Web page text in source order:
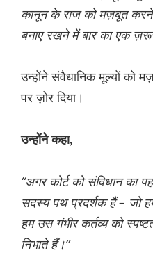
कानून के राज को मज़बूत करने
बनाए रखने में बार का एक
उन्होंने संवैधानिक मूल्यों को
पर ज़ोर दिया।
उन्होंने कहा,
“अगर कोर्ट को संविधान का
सदस्य पथ प्रदर्शक हैं – जो
हम उस गंभीर कर्तव्य को
निभाते हैं।”